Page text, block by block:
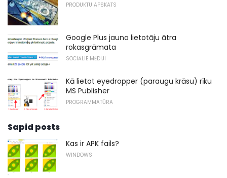
PRODUKTU APSKATS
Google Plus jauno lietotāju ātra
rokasgrāmata
SOCIĀLIE MĒDIJI
Kā lietot eyedropper (paraugu krāsu) rīku
MS Publisher
PROGRAMMATŪRA
Sapid posts
Kas ir APK fails?
WINDOWS